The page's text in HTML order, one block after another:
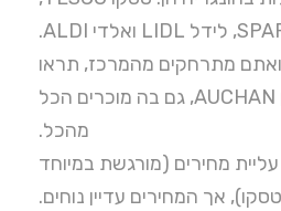
מתרחקים מהמרכז, תראו
רשת ענקית בשם אושן AUCHAN, גם בה מוכרים הכל
מהכל.
מחירים (מורגשת במיוחד
אך המחירים עדיין נוחים.